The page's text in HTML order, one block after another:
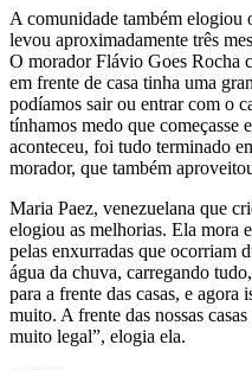
A comunidade também elogiou
levou aproximadamente três
O morador Flávio Goes Rocha
em frente de casa tinha uma
podíamos sair ou entrar com o
tínhamos medo que começasse
aconteceu, foi tudo terminado
morador, que também
Maria Paez, venezuelana que
elogiou as melhorias. Ela mora
pelas enxurradas que ocorriam
água da chuva, carregando
para a frente das casas, e agora
muito. A frente das nossas
muito legal”, elogia ela.